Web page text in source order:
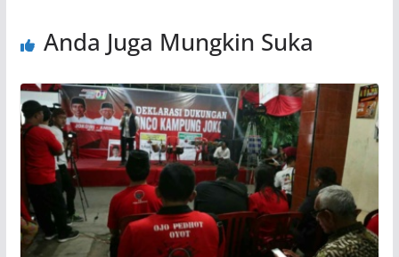
Anda Juga Mungkin Suka